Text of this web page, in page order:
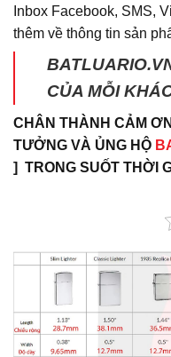
Inbox Facebook, SMS,
thêm về thông tin sản
CỦA MỖI
CHÂN THÀNH CẢM
TƯỞNG VÀ ỦNG HỘ
] TRONG SUỐT THỜI